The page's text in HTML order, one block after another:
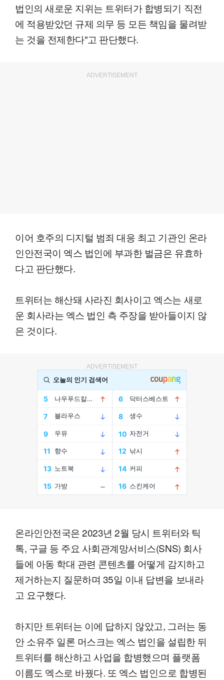
법인의 새로운 지위는 트위터가 합병되기 직전
에 적용받았던 규제 의무 등 모든 책임을 물려받
는 것을 전제한다"고 판단했다.
ADVERTISEMENT
이어 호주의 디지털 범죄 대응 최고 기관인 온라
인안전국이 엑스 법인에 부과한 벌금은 유효하
다고 판단했다.
트위터는 해산돼 사라진 회사이고 엑스는 새로
운 회사라는 엑스 법인 측 주장을 받아들이지 않
은 것이다.
ADVERTISEMENT
온라인안전국은 2023년 2월 당시 트위터와 틱
톡, 구글 등 주요 사회관계망서비스(SNS) 회사
들에 아동 학대 관련 콘텐츠를 어떻게 감지하고
제거하는지 질문하며 35일 이내 답변을 보내라
고 요구했다.
하지만 트위터는 이에 답하지 않았고, 그러는 동
안 소유주 일론 머스크는 엑스 법인을 설립한 뒤
트위터를 해산하고 사업을 합병했으며 플랫폼
이름도 엑스로 바꿨다. 또 엑스 법인으로 합병된